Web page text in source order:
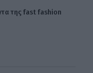
της fast fashion